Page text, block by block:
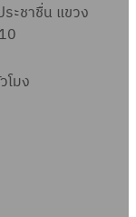
ะชาชื่น แขวง
โมง